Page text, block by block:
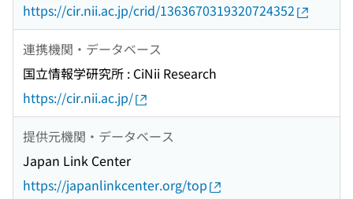
https://cir.nii.ac.jp/crid/1363670319320724352
連携機関・データベース
国立情報学研究所 : CiNii Research
https://cir.nii.ac.jp/
提供元機関・データベース
Japan Link Center
https://japanlinkcenter.org/top